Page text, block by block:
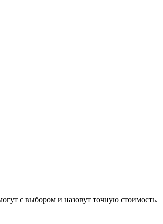
с выбором и назовут точную стоимость.